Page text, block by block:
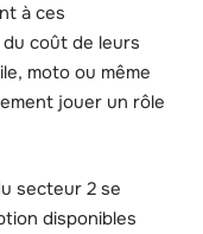
à ces
coût de leurs
moto ou même
jouer un rôle
secteur 2 se
disponibles